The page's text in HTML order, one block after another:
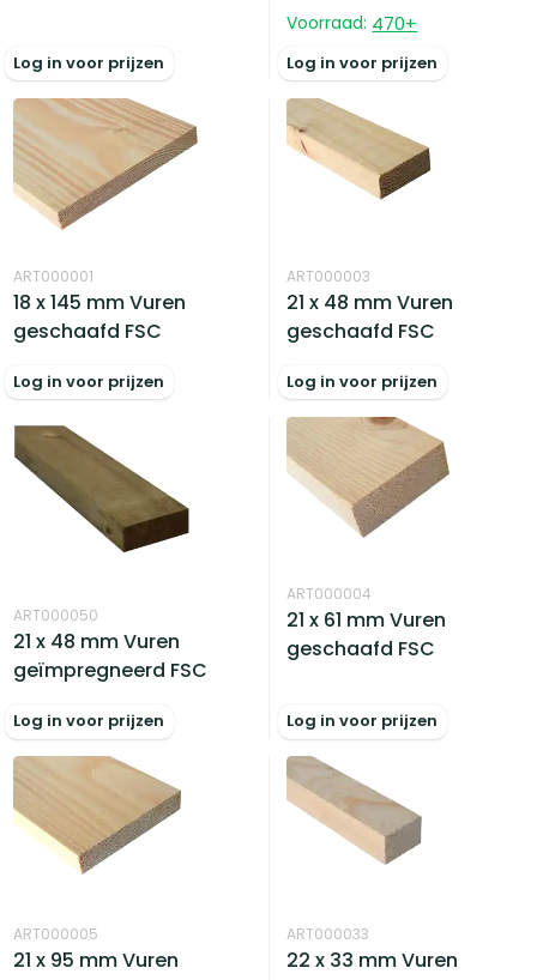
Log in voor prijzen
Voorraad: 470+
Log in voor prijzen
ART000001
18 x 145 mm Vuren
geschaafd FSC
Log in voor prijzen
ART000003
21 x 48 mm Vuren
geschaafd FSC
Log in voor prijzen
ART000050
21 x 48 mm Vuren
geïmpregneerd FSC
Log in voor prijzen
ART000004
21 x 61 mm Vuren
geschaafd FSC
Log in voor prijzen
ART000005
21 x 95 mm Vuren
ART000033
22 x 33 mm Vuren